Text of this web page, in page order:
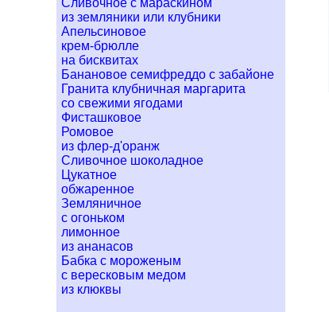
Сливочное с мараскином
из земляники или клубники
Апельсиновое
крем-брюлле
на бисквитах
Банановое семифреддо с забайоне
Гранита клубничная маргарита
со свежими ягодами
Фисташковое
Ромовое
из флер-д'оранж
Сливочное шоколадное
Цукатное
обжаренное
Земляничное
с огоньком
лимонное
из ананасов
Бабка с мороженым
с вересковым медом
из клюквы